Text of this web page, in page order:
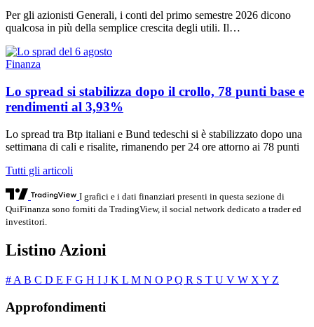
Per gli azionisti Generali, i conti del primo semestre 2026 dicono
qualcosa in più della semplice crescita degli utili. Il…
Finanza
Lo spread si stabilizza dopo il crollo, 78 punti base e
rendimenti al 3,93%
Lo spread tra Btp italiani e Bund tedeschi si è stabilizzato dopo una
settimana di cali e risalite, rimanendo per 24 ore attorno ai 78 punti
Tutti gli articoli
I grafici e i dati finanziari presenti in questa sezione di
QuiFinanza sono forniti da TradingView, il social network dedicato a trader ed
investitori.
Listino Azioni
# A B C D E F G H I J K L M N O PQ R S T U V W X Y Z
Approfondimenti